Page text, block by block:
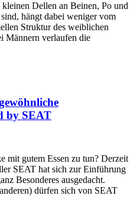
Dellen an Beinen, Po und
hängt dabei weniger vom
Struktur des weiblichen
Männern verlaufen die
by SEAT
mit gutem Essen zu tun? Derzeit
SEAT hat sich zur Einführung
Besonderes ausgedacht.
dürfen sich von SEAT